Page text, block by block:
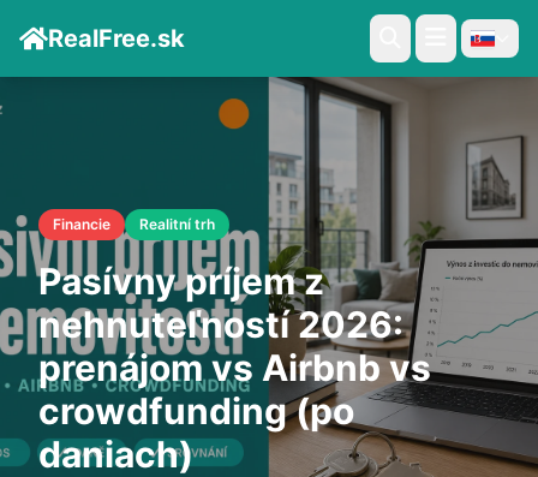
RealFree.sk
Financie Realitní trh
Pasívny príjem z
nehnuteľností 2026:
prenájom vs Airbnb vs
crowdfunding (po
daniach)